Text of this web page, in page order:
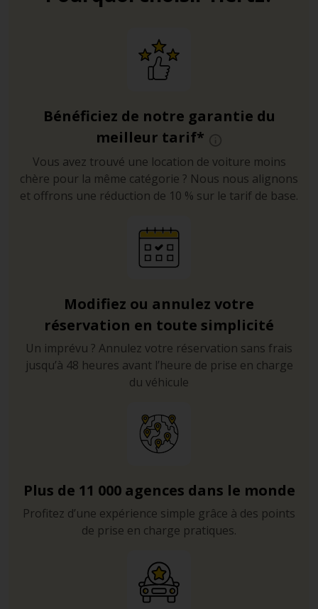
Bénéficiez de notre garantie du
meilleur tarif*
Vous avez trouvé une location de voiture moins
chère pour la même catégorie ? Nous nous alignons
et offrons une réduction de 10 % sur le tarif de base.
Modifiez ou annulez votre
réservation en toute simplicité
Un imprévu ? Annulez votre réservation sans frais
jusqu’à 48 heures avant l’heure de prise en charge
du véhicule
Plus de 11 000 agences dans le monde
Profitez d’une expérience simple grâce à des points
de prise en charge pratiques.